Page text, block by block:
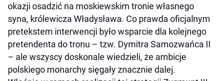
okazji osadzić na moskiewskim tronie własnego
syna, królewicza Władysława. Co prawda oficjalnym
pretekstem interwencji było wsparcie dla kolejnego
pretendenta do tronu – tzw. Dymitra Samozwańca II
– ale wszyscy doskonale wiedzieli, że ambicje
polskiego monarchy sięgały znacznie dalej.